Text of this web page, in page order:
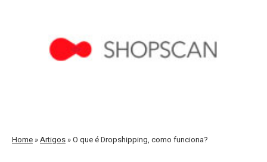
Home »Artigos »O que é Dropshipping, como funciona?